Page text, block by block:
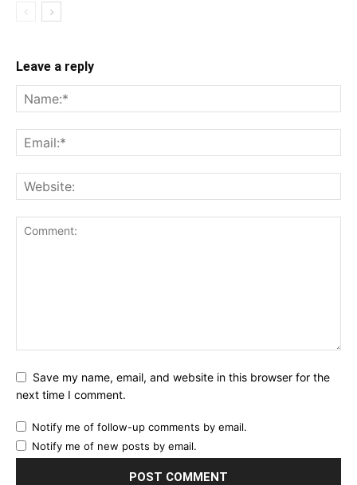
Leave a reply
Save my name, email, and website in this browser for the
next time I comment.
Notify me of follow-up comments by email.
Notify me of new posts by email.